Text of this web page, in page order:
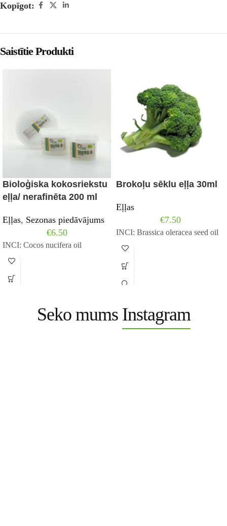
Kopīgot:
Saistītie Produkti
Bioloģiska kokosriekstu
eļļa/ nerafinēta 200 ml
Eļļas, Sezonas piedāvājums
€6.50
INCI: Cocos nucifera oil
Brokoļu sēklu eļļa 30ml
Eļļas
€7.50
INCI: Brassica oleracea seed oil
Seko mums Instagram